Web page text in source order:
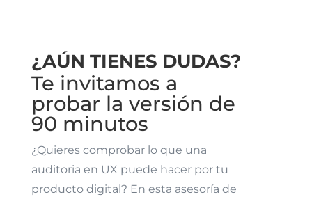
¿AÚN TIENES DUDAS?
Te invitamos a
probar la versión de
90 minutos
¿Quieres comprobar lo que una
auditoria en UX puede hacer por tu
producto digital? En esta asesoría de